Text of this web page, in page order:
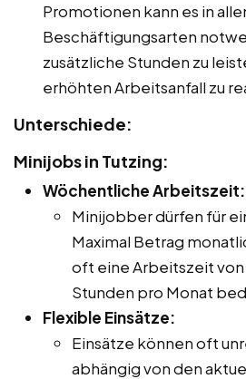
Promotionen kann es in
Beschäftigungsarten
zusätzliche Stunden zu
erhöhten Arbeitsanfall zu
Unterschiede:
Minijobs in Tutzing:
Wöchentliche Arbeitszeit:
Minijobber dürfen für
Maximal Betrag
oft eine Arbeitszeit
Stunden pro Monat
Flexible Einsätze:
Einsätze können oft
abhängig von den